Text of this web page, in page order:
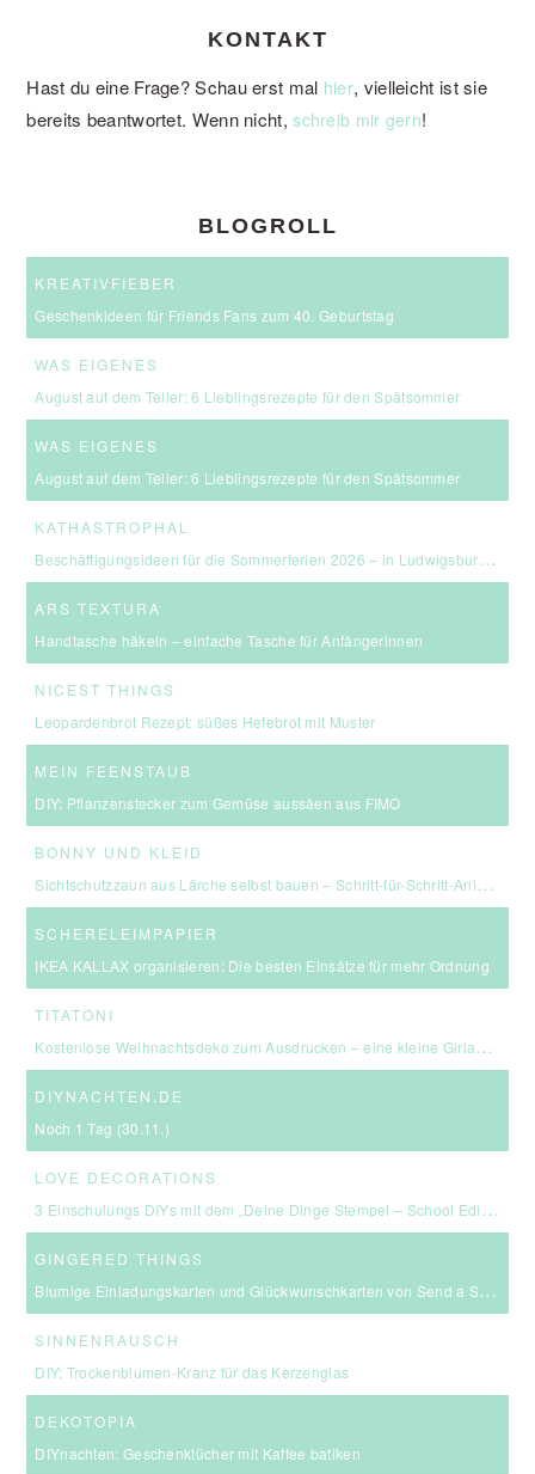
KONTAKT
Hast du eine Frage? Schau erst mal hier, vielleicht ist sie
bereits beantwortet. Wenn nicht,schreib mir gern!
BLOGROLL
KREATIVFIEBER
Geschenkideen für Friends Fans zum 40. Geburtstag
WAS EIGENES
August auf dem Teller: 6 Lieblingsrezepte für den Spätsommer
WAS EIGENES
August auf dem Teller: 6 Lieblingsrezepte für den Spätsommer
KATHASTROPHAL
Beschäftigungsideen für die Sommerferien 2026 – in Ludwigsburg, Stuttgart & Umgebung
ARS TEXTURA
Handtasche häkeln – einfache Tasche für Anfängerinnen
NICEST THINGS
Leopardenbrot Rezept: süßes Hefebrot mit Muster
MEIN FEENSTAUB
DIY: Pflanzenstecker zum Gemüse aussäen aus FIMO
BONNY UND KLEID
Sichtschutzzaun aus Lärche selbst bauen – Schritt-für-Schritt-Anleitung & Kosten
SCHERELEIMPAPIER
IKEA KALLAX organisieren: Die besten Einsätze für mehr Ordnung
TITATONI
Kostenlose Weihnachtsdeko zum Ausdrucken – eine kleine Girlande für euer Zuhause ☆
DIYNACHTEN.DE
Noch 1 Tag (30.11.)
LOVE DECORATIONS
3 Einschulungs DIYs mit dem „Deine Dinge Stempel – School Edition“ #BackToSchool + Gewinnspiel
GINGERED THINGS
Blumige Einladungskarten und Glückwunschkarten von Send a Smile
SINNENRAUSCH
DIY: Trockenblumen-Kranz für das Kerzenglas
DEKOTOPIA
DIYnachten: Geschenktücher mit Kaffee batiken